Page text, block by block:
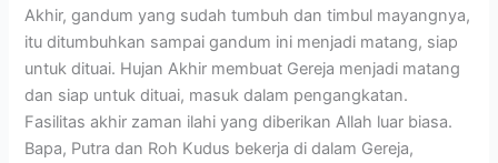
Akhir, gandum yang sudah tumbuh dan timbul mayangnya,
itu ditumbuhkan sampai gandum ini menjadi matang, siap
untuk dituai. Hujan Akhir membuat Gereja menjadi matang
dan siap untuk dituai, masuk dalam pengangkatan.
Fasilitas akhir zaman ilahi yang diberikan Allah luar biasa.
Bapa, Putra dan Roh Kudus bekerja di dalam Gereja,